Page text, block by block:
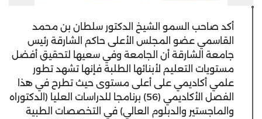
أكد صاحب السمو الشيخ الدكتور سلطان بن محمد
القاسمي عضو المجلس الأعلى حاكم الشارقة رئيس
جامعة الشارقة أن الجامعة وفي سعيها لتحقيق أفضل
مستويات التعليم لأبنائها الطلبة فإنها تشهد تطور
علمي أكاديمي على أعلى مستوى حيث تطرح في هذا
الفصل الأكاديمي (56) برنامجا للدراسات العليا (الدكتوراه
والماجستير والدبلوم العالي) في التخصصات الطبية